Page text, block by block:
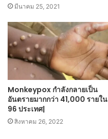
มีนาคม 25, 2021
Monkeypox กำลังกลายเป็น
อันตรายมากกว่า 41,000 รายใน
96 ประเทศ|
สิงหาคม 26, 2022